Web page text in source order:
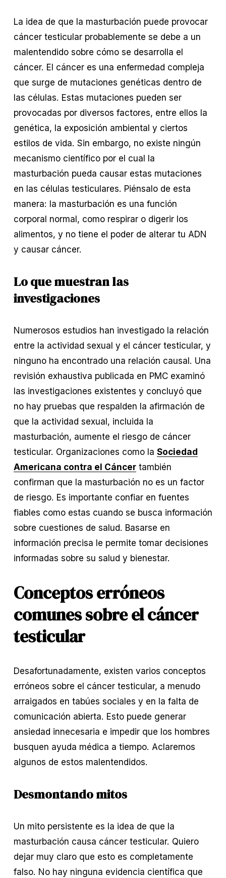
La idea de que la masturbación puede provocar
cáncer testicular probablemente se debe a un
malentendido sobre cómo se desarrolla el
cáncer. El cáncer es una enfermedad compleja
que surge de mutaciones genéticas dentro de
las células. Estas mutaciones pueden ser
provocadas por diversos factores, entre ellos la
genética, la exposición ambiental y ciertos
estilos de vida. Sin embargo, no existe ningún
mecanismo científico por el cual la
masturbación pueda causar estas mutaciones
en las células testiculares. Piénsalo de esta
manera: la masturbación es una función
corporal normal, como respirar o digerir los
alimentos, y no tiene el poder de alterar tu ADN
y causar cáncer.
Lo que muestran las
investigaciones
Numerosos estudios han investigado la relación
entre la actividad sexual y el cáncer testicular, y
ninguno ha encontrado una relación causal. Una
revisión exhaustiva publicada en PMC examinó
las investigaciones existentes y concluyó que
no hay pruebas que respalden la afirmación de
que la actividad sexual, incluida la
masturbación, aumente el riesgo de cáncer
testicular. Organizaciones como la Sociedad
Americana contra el Cáncer también
confirman que la masturbación no es un factor
de riesgo. Es importante confiar en fuentes
fiables como estas cuando se busca información
sobre cuestiones de salud. Basarse en
información precisa le permite tomar decisiones
informadas sobre su salud y bienestar.
Conceptos erróneos
comunes sobre el cáncer
testicular
Desafortunadamente, existen varios conceptos
erróneos sobre el cáncer testicular, a menudo
arraigados en tabúes sociales y en la falta de
comunicación abierta. Esto puede generar
ansiedad innecesaria e impedir que los hombres
busquen ayuda médica a tiempo. Aclaremos
algunos de estos malentendidos.
Desmontando mitos
Un mito persistente es la idea de que la
masturbación causa cáncer testicular. Quiero
dejar muy claro que esto es completamente
falso. No hay ninguna evidencia científica que